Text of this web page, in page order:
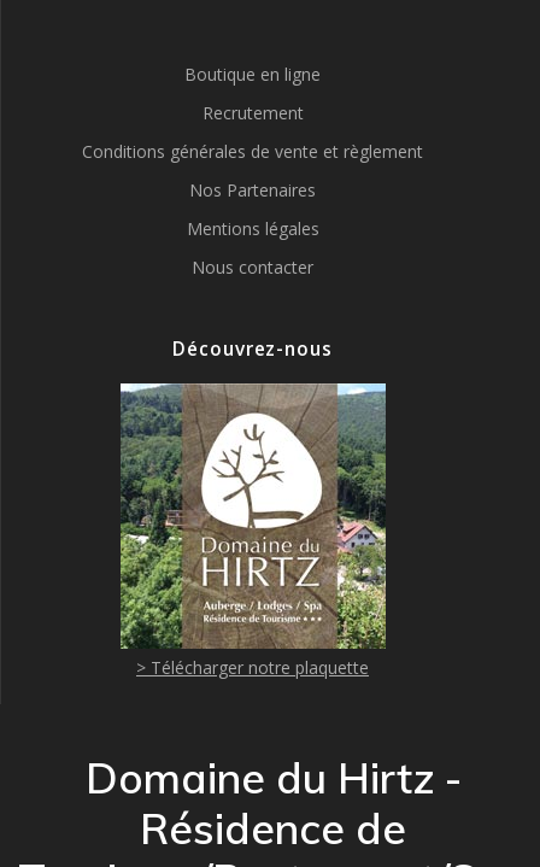
Boutique en ligne
Recrutement
Conditions générales de vente et règlement
Nos Partenaires
Mentions légales
Nous contacter
Découvrez-nous
> Télécharger notre plaquette
Domaine du Hirtz -
Résidence de